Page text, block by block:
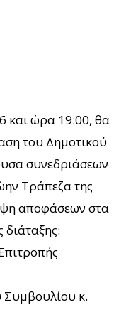
και ώρα 19:00, θα
του Δημοτικού
συνεδριάσεων
Τράπεζα της
αποφάσεων στα
Συμβουλίου κ.